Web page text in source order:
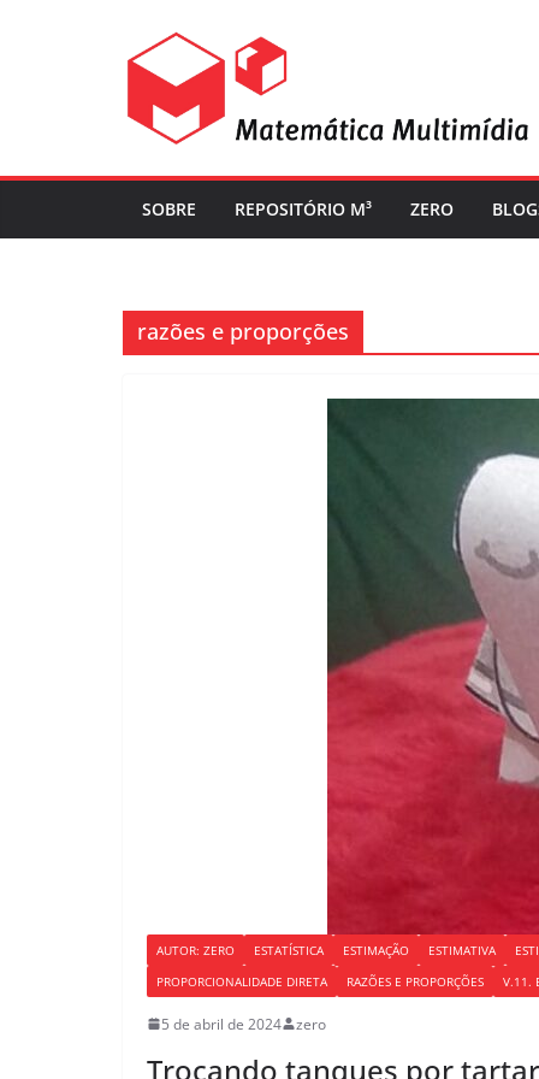
SOBRE REPOSITÓRIO M³ ZERO
razões e proporções
AUTOR: ZERO ESTATÍSTICA ESTIMAÇÃO ESTIMATIVA
PROPORCIONALIDADE DIRETA
RAZÕES E PROPORÇÕES V.11.
5 de abril de 2024 zero
Trocando tanques por